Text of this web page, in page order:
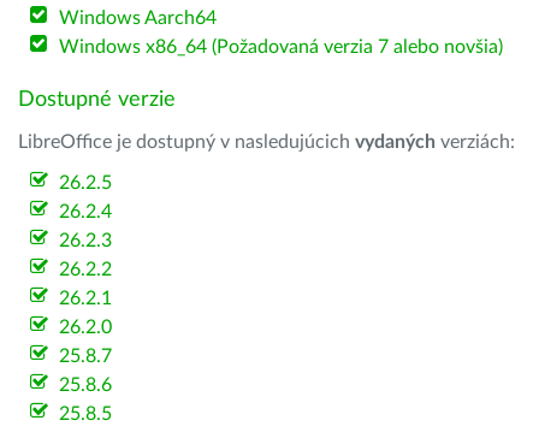
Windows Aarch64
Windows x86_64 (Požadovaná verzia 7 alebo novšia)
Dostupné verzie
LibreOffice je dostupný v nasledujúcich vydaných verziách:
26.2.5
26.2.4
26.2.3
26.2.2
26.2.1
26.2.0
25.8.7
25.8.6
25.8.5